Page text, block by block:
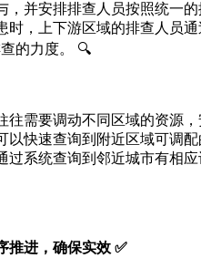
，并安排排查人员按照统一
时，上下游区域的排查人员
的力度。 🔍
往需要调动不同区域的资源
以快速查询到附近区域可调
过系统查询到邻近城市有相
推进，确保实效 ✅